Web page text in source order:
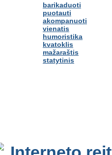
barikaduoti
puotauti
akompanuoti
vienatis
humoristika
kvatoklis
mažaraštis
statytinis